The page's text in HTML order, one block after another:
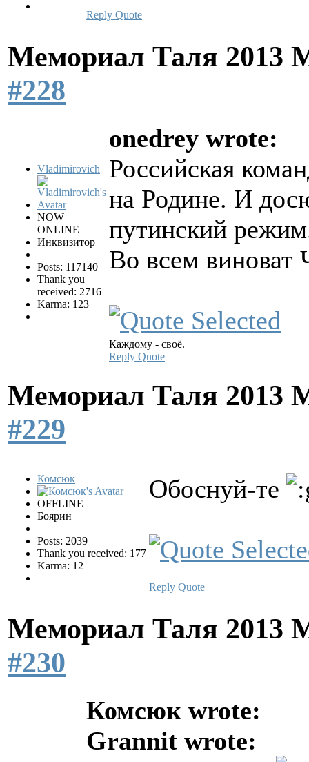
Reply Quote
Мемориал Таля 2013
#228
Vladimirovich
NOW
ONLINE
Инквизитор
Posts: 117140
Thank you
received: 2716
Karma: 123
onedrey wrote:
Российская
на Родине. И
путинский
Во всем виноват
Каждому - своё.
Reply Quote
Мемориал Таля 2013
#229
Комсюк
OFFLINE
Боярин
Posts: 2039
Thank you received: 177
Karma: 12
Обоснуй-те
Reply Quote
Мемориал Таля 2013
#230
Комсюк wrote:
Grannit wrote: